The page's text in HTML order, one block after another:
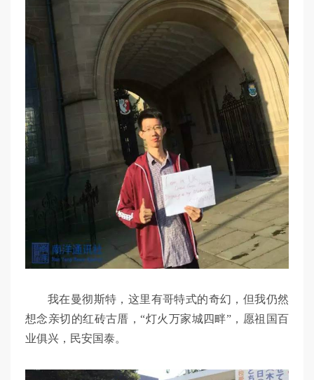
我在曼彻斯特，这里有哥特式的奇幻，但我仍然
想念亲切的红砖古厝，“灯火万家城四畔”，愿祖国百
业俱兴，民安国泰。